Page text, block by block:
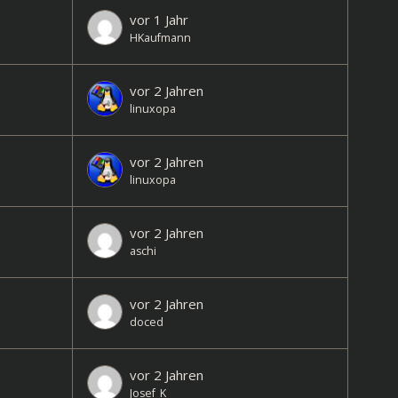
vor 1 Jahr
HKaufmann
vor 2 Jahren
linuxopa
vor 2 Jahren
linuxopa
vor 2 Jahren
aschi
vor 2 Jahren
doced
vor 2 Jahren
Josef_K